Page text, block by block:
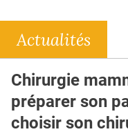
DOSSIERS
RÉSEAUX
E-REVUE SAD
THÉMA
Actualités
Chirurgie
préparer son
choisir son